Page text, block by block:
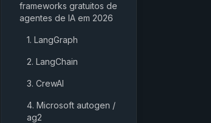
frameworks gratuitos de
agentes de IA em 2026
1. LangGraph
2. LangChain
3. CrewAI
4. Microsoft autogen /
ag2